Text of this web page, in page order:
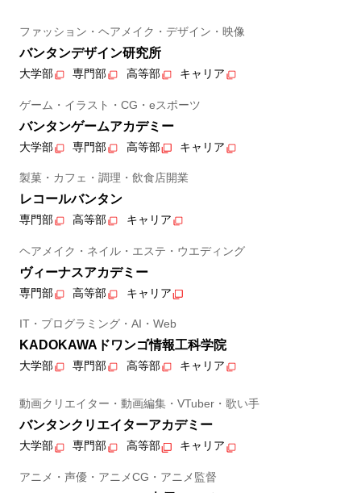
ファッション・ヘアメイク・デザイン・映像
バンタンデザイン研究所
大学部 専門部 高等部 キャリア
ゲーム・イラスト・CG・eスポーツ
バンタンゲームアカデミー
大学部 専門部 高等部 キャリア
製菓・カフェ・調理・飲食店開業
レコールバンタン
専門部 高等部 キャリア
ヘアメイク・ネイル・エステ・ウエディング
ヴィーナスアカデミー
専門部 高等部 キャリア
IT・プログラミング・AI・Web
KADOKAWAドワンゴ情報工科学院
大学部 専門部 高等部 キャリア
動画クリエイター・動画編集・VTuber・歌い手
バンタンクリエイターアカデミー
大学部 専門部 高等部 キャリア
アニメ・声優・アニメCG・アニメ監督